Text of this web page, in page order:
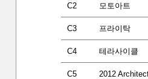
C2 모토아트
C3 프라이탁
C4 테라사이클
C5 2012